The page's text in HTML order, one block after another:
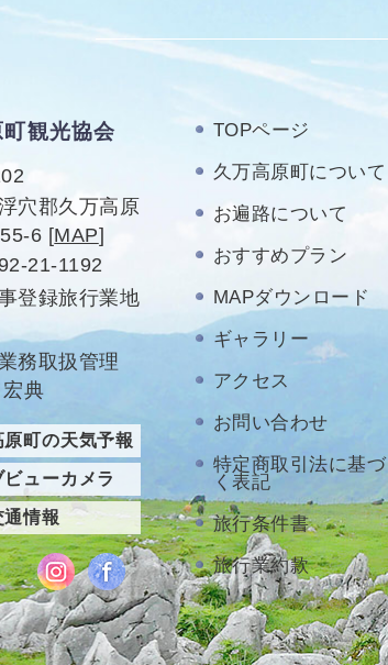
TOPページ
久万高原町について
お遍路について
おすすめプラン
MAPダウンロード
ギャラリー
アクセス
お問い合わせ
特定商取引法に基づ
く表記
旅行条件書
旅行業約款
観光協会
穴郡久万高原
6 [MAP]
21-1192
登録旅行業地
務取扱管理
典
原町の天気予報
ビューカメラ
情報